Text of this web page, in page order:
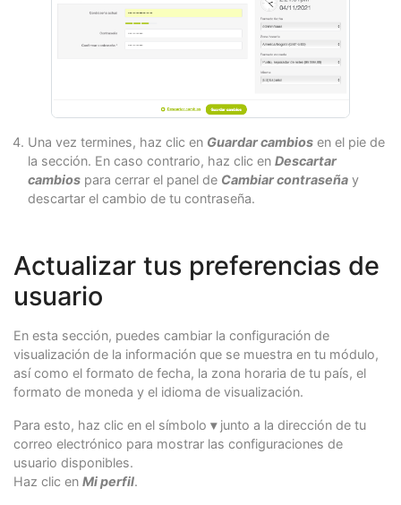
Una vez termines, haz clic en Guardar cambios en el pie de
la sección. En caso contrario, haz clic en Descartar
cambios para cerrar el panel de Cambiar contraseña y
descartar el cambio de tu contraseña.
Actualizar tus preferencias de
usuario
En esta sección, puedes cambiar la configuración de
visualización de la información que se muestra en tu módulo,
así como el formato de fecha, la zona horaria de tu país, el
formato de moneda y el idioma de visualización.
Para esto, haz clic en el símbolo ▾junto a la dirección de tu
correo electrónico para mostrar las configuraciones de
usuario disponibles.
Haz clic en Mi perfil.